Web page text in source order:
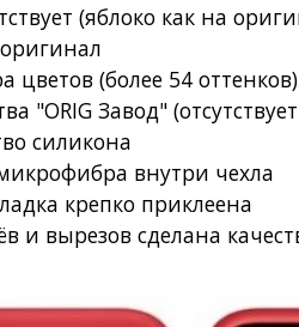
(яблоко как на
цветов (более 54
"ORIG Завод"
силикона
внутри чехла
крепко приклеена
и вырезов сделана